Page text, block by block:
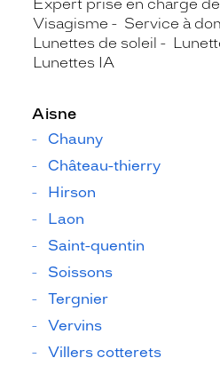
Expert prise en charge
Visagisme
Service à
Lunettes de soleil
Lunettes IA
Aisne
Chauny
Château-thierry
Hirson
Laon
Saint-quentin
Soissons
Tergnier
Vervins
Villers cotterets